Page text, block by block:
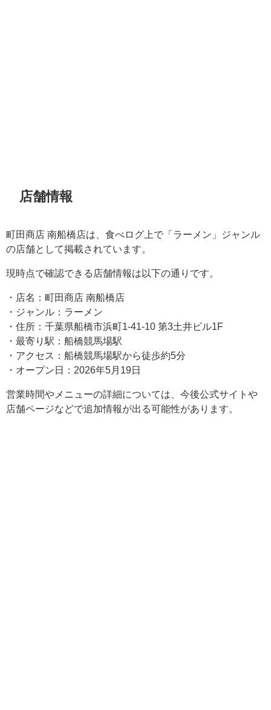
店舗情報
町田商店 南船橋店は、食べログ上で「ラーメン」ジャンル
の店舗として掲載されています。
現時点で確認できる店舗情報は以下の通りです。
・店名：町田商店 南船橋店
・ジャンル：ラーメン
・住所：千葉県船橋市浜町1-41-10 第3土井ビル1F
・最寄り駅：船橋競馬場駅
・アクセス：船橋競馬場駅から徒歩約5分
・オープン日：2026年5月19日
営業時間やメニューの詳細については、今後公式サイトや
店舗ページなどで追加情報が出る可能性があります。